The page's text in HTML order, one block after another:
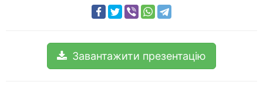
Завантажити презентацію